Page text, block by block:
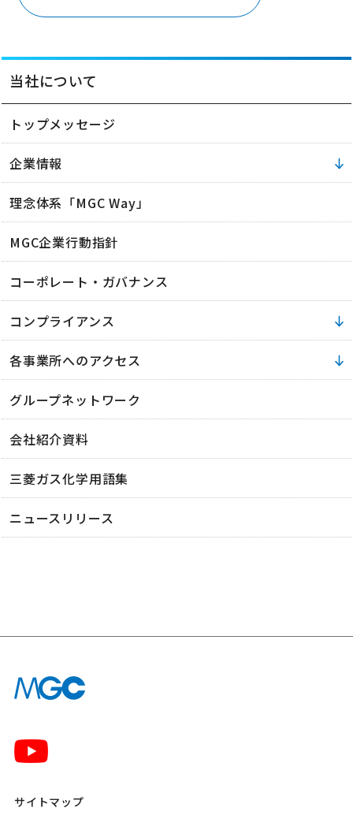
当社について
トップメッセージ
企業情報
理念体系「MGC Way」
MGC企業行動指針
コーポレート・ガバナンス
コンプライアンス
各事業所へのアクセス
グループネットワーク
会社紹介資料
三菱ガス化学用語集
ニュースリリース
サイトマップ